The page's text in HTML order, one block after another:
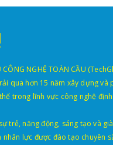
CÔNG NGHỆ TOÀN CẦU
qua hơn 15 năm xây dựng và
trong lĩnh vực công nghệ định
trẻ, năng động, sáng tạo và
nhân lực được đào tạo chuyên